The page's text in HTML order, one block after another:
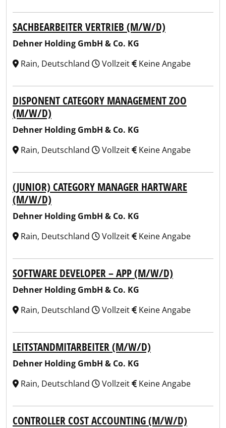
SACHBEARBEITER VERTRIEB (M/W/D)
Dehner Holding GmbH & Co. KG
Rain, Deutschland
Vollzeit Keine Angabe
DISPONENT CATEGORY MANAGEMENT ZOO
(M/W/D)
Dehner Holding GmbH & Co. KG
Rain, Deutschland
Vollzeit Keine Angabe
(JUNIOR) CATEGORY MANAGER HARTWARE
(M/W/D)
Dehner Holding GmbH & Co. KG
Rain, Deutschland
Vollzeit Keine Angabe
SOFTWARE DEVELOPER – APP (M/W/D)
Dehner Holding GmbH & Co. KG
Rain, Deutschland
Vollzeit Keine Angabe
LEITSTANDMITARBEITER (M/W/D)
Dehner Holding GmbH & Co. KG
Rain, Deutschland
Vollzeit Keine Angabe
CONTROLLER COST ACCOUNTING (M/W/D)